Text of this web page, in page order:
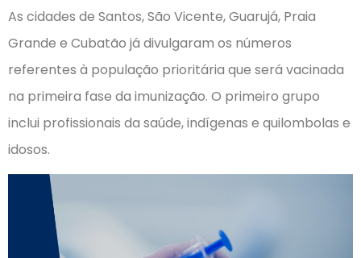
As cidades de Santos, São Vicente, Guarujá, Praia
Grande e Cubatão já divulgaram os números
referentes à população prioritária que será vacinada
na primeira fase da imunização. O primeiro grupo
inclui profissionais da saúde, indígenas e quilombolas e
idosos.